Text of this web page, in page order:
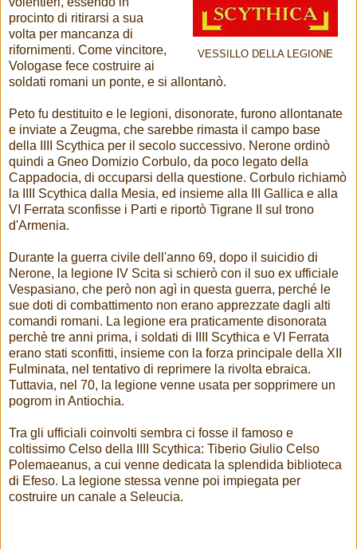
VESSILLO DELLA LEGIONE
procinto di ritirarsi a sua
volta per mancanza di
rifornimenti. Come vincitore,
Vologase fece costruire ai
soldati romani un ponte, e si allontanò.
Peto fu destituito e le legioni, disonorate, furono allontanate
e inviate a Zeugma, che sarebbe rimasta il campo base
della IIII Scythica per il secolo successivo. Nerone ordinò
quindi a Gneo Domizio Corbulo, da poco legato della
Cappadocia, di occuparsi della questione. Corbulo richiamò
la IIII Scythica dalla Mesia, ed insieme alla III Gallica e alla
VI Ferrata sconfisse i Parti e riportò Tigrane II sul trono
d'Armenia.
Durante la guerra civile dell'anno 69, dopo il suicidio di
Nerone, la legione IV Scita si schierò con il suo ex ufficiale
Vespasiano, che però non agì in questa guerra, perché le
sue doti di combattimento non erano apprezzate dagli alti
comandi romani. La legione era praticamente disonorata
perchè tre anni prima, i soldati di IIII Scythica e VI Ferrata
erano stati sconfitti, insieme con la forza principale della XII
Fulminata, nel tentativo di reprimere la rivolta ebraica.
Tuttavia, nel 70, la legione venne usata per sopprimere un
pogrom in Antiochia.
Tra gli ufficiali coinvolti sembra ci fosse il famoso e
coltissimo Celso della IIII Scythica: Tiberio Giulio Celso
Polemaeanus, a cui venne dedicata la splendida biblioteca
di Efeso. La legione stessa venne poi impiegata per
costruire un canale a Seleucia.